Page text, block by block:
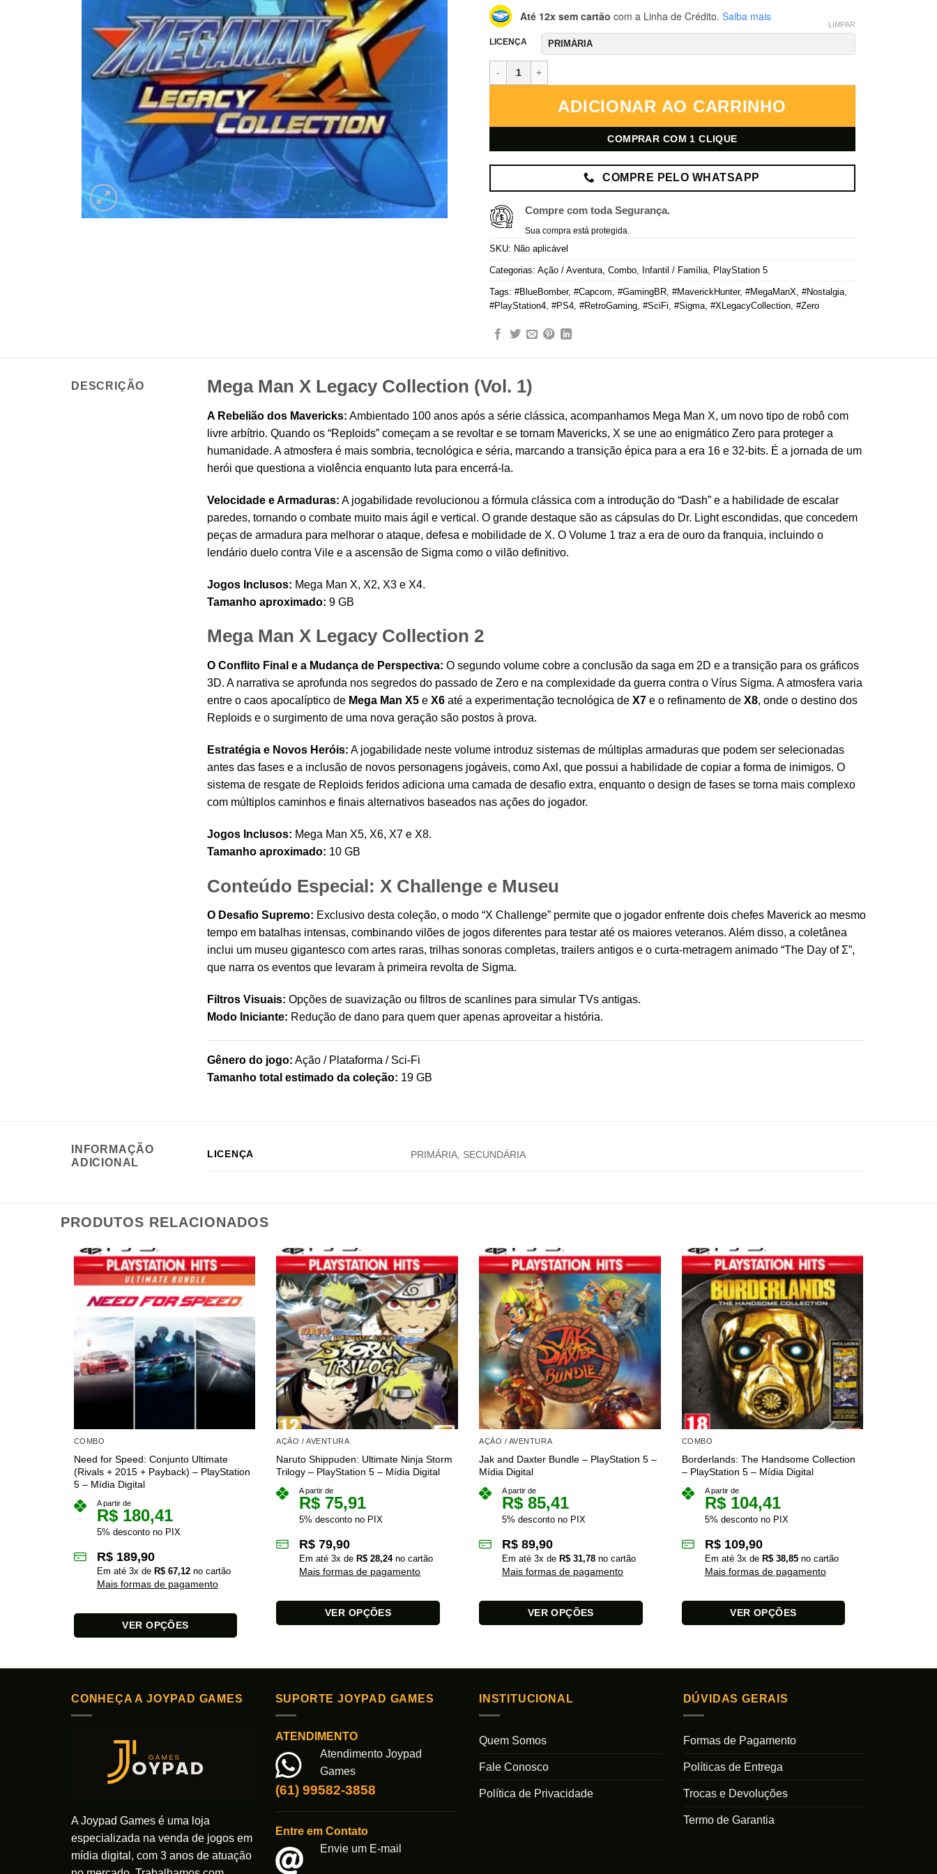
Até 12x sem cartão com a Linha de Crédito. Saiba mais
LICENÇA
LIMPAR
Mega Man X Legacy Collection 1 & 2 – PlayStation 5 – Mídia Digital quantidade
ADICIONAR AO CARRINHO
COMPRAR COM 1 CLIQUE
COMPRE PELO WHATSAPP
Compre com toda Segurança.
Sua compra está protegida.
SKU: Não aplicável
Categorias: Ação / Aventura Combo Infantil / Família PlayStation 5
Tags: #BlueBomber, #Capcom #GamingBR #MaverickHunter, #MegaManX #Nostalgia
#PlayStation4 #PS4 #RetroGaming #SciFi #Sigma #XLegacyCollection #Zero
DESCRIÇÃO Mega Man X Legacy Collection (Vol. 1)
A Rebelião dos Mavericks: Ambientado 100 anos após a série clássica, acompanhamos Mega Man X, um novo tipo de robô com
livre arbítrio. Quando os “Reploids” começam a se revoltar e se tornam Mavericks, X se une ao enigmático Zero para proteger a
humanidade. A atmosfera é mais sombria, tecnológica e séria, marcando a transição épica para a era 16 e 32-bits. É a jornada de um
herói que questiona a violência enquanto luta para encerrá-la.
Velocidade e Armaduras: A jogabilidade revolucionou a fórmula clássica com a introdução do “Dash” e a habilidade de escalar
paredes, tornando o combate muito mais ágil e vertical. O grande destaque são as cápsulas do Dr. Light escondidas, que concedem
peças de armadura para melhorar o ataque, defesa e mobilidade de X. O Volume 1 traz a era de ouro da franquia, incluindo o
lendário duelo contra Vile e a ascensão de Sigma como o vilão definitivo.
Jogos Inclusos: Mega Man X, X2, X3 e X4.
Tamanho aproximado: 9 GB
Mega Man X Legacy Collection 2
O Conflito Final e a Mudança de Perspectiva: O segundo volume cobre a conclusão da saga em 2D e a transição para os gráficos
3D. A narrativa se aprofunda nos segredos do passado de Zero e na complexidade da guerra contra o Vírus Sigma. A atmosfera varia
entre o caos apocalíptico de Mega Man X5 e X6 até a experimentação tecnológica de X7 e o refinamento de X8, onde o destino dos
Reploids e o surgimento de uma nova geração são postos à prova.
Estratégia e Novos Heróis: A jogabilidade neste volume introduz sistemas de múltiplas armaduras que podem ser selecionadas
antes das fases e a inclusão de novos personagens jogáveis, como Axl, que possui a habilidade de copiar a forma de inimigos. O
sistema de resgate de Reploids feridos adiciona uma camada de desafio extra, enquanto o design de fases se torna mais complexo
com múltiplos caminhos e finais alternativos baseados nas ações do jogador.
Jogos Inclusos: Mega Man X5, X6, X7 e X8.
Tamanho aproximado: 10 GB
Conteúdo Especial: X Challenge e Museu
O Desafio Supremo: Exclusivo desta coleção, o modo “X Challenge” permite que o jogador enfrente dois chefes Maverick ao mesmo
tempo em batalhas intensas, combinando vilões de jogos diferentes para testar até os maiores veteranos. Além disso, a coletânea
inclui um museu gigantesco com artes raras, trilhas sonoras completas, trailers antigos e o curta-metragem animado “The Day of Σ”,
que narra os eventos que levaram à primeira revolta de Sigma.
Filtros Visuais: Opções de suavização ou filtros de scanlines para simular TVs antigas.
Modo Iniciante: Redução de dano para quem quer apenas aproveitar a história.
Gênero do jogo: Ação / Plataforma / Sci-Fi
Tamanho total estimado da coleção: 19 GB
INFORMAÇÃO
ADICIONAL
LICENÇA PRIMÁRIA, SECUNDÁRIA
PRODUTOS RELACIONADOS
COMBO
Need for Speed: Conjunto Ultimate
(Rivals + 2015 + Payback) – PlayStation
5 – Mídia Digital
A partir de
R$180,41
5% desconto no PIX
R$189,90
Em até 3x de R$67,12no cartão
Mais formas de pagamento
VER OPÇÕES
várias
página
do
produto
AÇÃO / AVENTURA
Naruto Shippuden: Ultimate Ninja Storm
Trilogy – PlayStation 5 – Mídia Digital
A partir de
R$ 75,91
5% desconto no PIX
R$ 79,90
Em até3x de R$ 28,24no cartão
Mais formas de pagamento
VER OPÇÕES
variantes.
As
ser
escolhidas
na
do
AÇÃO / AVENTURA
Jak and Daxter Bundle – PlayStation 5 –
Mídia Digital
A partir de
R$ 85,41
5% desconto no PIX
R$ 89,90
Em até 3x de R$ 31,78 no cartão
Mais formas de pagamento
VER OPÇÕES
variantes.
As
podem
ser
na
COMBO
Borderlands: The Handsome Collection
– PlayStation 5 – Mídia Digital
A partir de
R$104,41
5% desconto no PIX
R$109,90
Em até 3x de R$38,85no cartão
Mais formas de pagamento
VER OPÇÕES
variantes.
As
podem
ser
na
do
CONHEÇA A JOYPAD GAMES
A Joypad Games é uma loja
especializada na venda de jogos em
mídia digital, com 3 anos de atuação
SUPORTE JOYPAD GAMES
ATENDIMENTO
Atendimento Joypad
Games
(61) 99582-3858
Entre em Contato
Envie um E-mail
INSTITUCIONAL
Quem Somos
Fale Conosco
Política de Privacidade
DÚVIDAS GERAIS
Formas de Pagamento
Políticas de Entrega
Trocas e Devoluções
Termo de Garantia